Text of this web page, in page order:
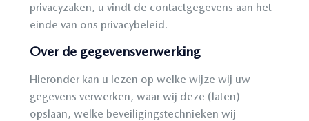
privacyzaken, u vindt de contactgegevens aan het
einde van ons privacybeleid.
Over de gegevensverwerking
Hieronder kan u lezen op welke wijze wij uw
gegevens verwerken, waar wij deze (laten)
opslaan, welke beveiligingstechnieken wij